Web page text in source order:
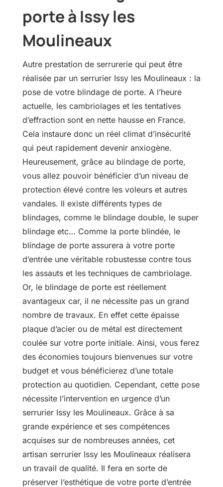
porte à Issy les
Moulineaux
Autre prestation de serrurerie qui peut être
réalisée par un serrurier Issy les Moulineaux : la
pose de votre blindage de porte. A l’heure
actuelle, les cambriolages et les tentatives
d’effraction sont en nette hausse en France.
Cela instaure donc un réel climat d’insécurité
qui peut rapidement devenir anxiogène.
Heureusement, grâce au blindage de porte,
vous allez pouvoir bénéficier d’un niveau de
protection élevé contre les voleurs et autres
vandales. Il existe différents types de
blindages, comme le blindage double, le super
blindage etc… Comme la porte blindée, le
blindage de porte assurera à votre porte
d’entrée une véritable robustesse contre tous
les assauts et les techniques de cambriolage.
Or, le blindage de porte est réellement
avantageux car, il ne nécessite pas un grand
nombre de travaux. En effet cette épaisse
plaque d’acier ou de métal est directement
coulée sur votre porte initiale. Ainsi, vous ferez
des économies toujours bienvenues sur votre
budget et vous bénéficierez d’une totale
protection au quotidien. Cependant, cette pose
nécessite l’intervention en urgence d’un
serrurier Issy les Moulineaux. Grâce à sa
grande expérience et ses compétences
acquises sur de nombreuses années, cet
artisan serrurier Issy les Moulineaux réalisera
un travail de qualité. Il fera en sorte de
préserver l’esthétique de votre porte d’entrée